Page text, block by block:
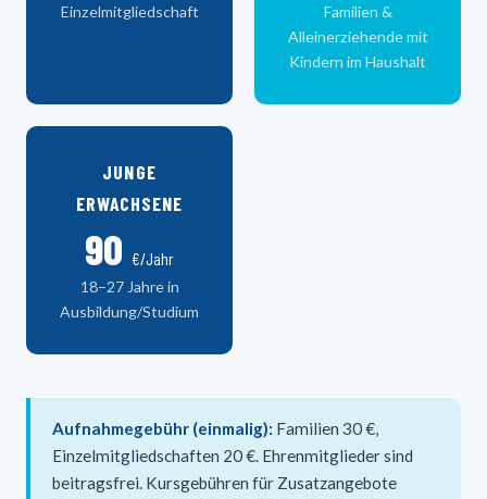
Einzelmitgliedschaft
Familien &
Alleinerziehende mit
Kindern im Haushalt
JUNGE
ERWACHSENE
90 €/Jahr
18–27 Jahre in
Ausbildung/Studium
Aufnahmegebühr (einmalig): Familien 30 €,
Einzelmitgliedschaften 20 €. Ehrenmitglieder sind
beitragsfrei. Kursgebühren für Zusatzangebote